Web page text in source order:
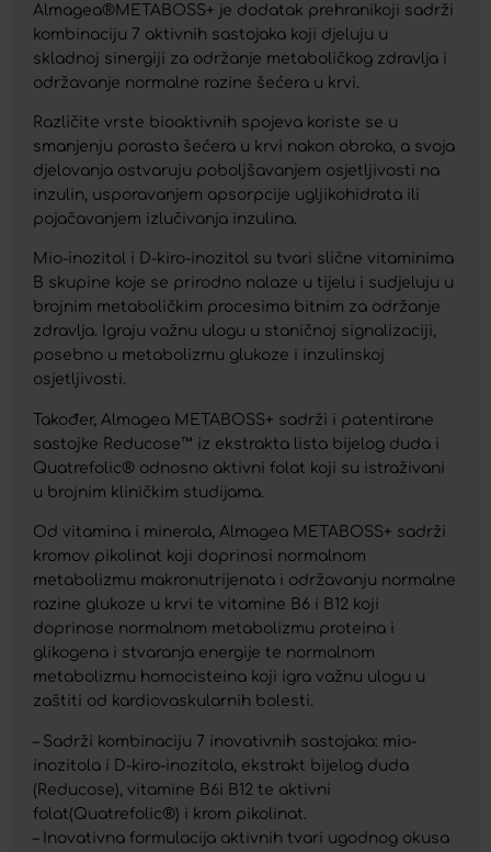
Almagea®METABOSS+ je dodatak prehranikoji sadrži
kombinaciju 7 aktivnih sastojaka koji djeluju u
skladnoj sinergiji za održanje metaboličkog zdravlja i
održavanje normalne razine šećera u krvi.
Različite vrste bioaktivnih spojeva koriste se u
smanjenju porasta šećera u krvi nakon obroka, a svoja
djelovanja ostvaruju poboljšavanjem osjetljivosti na
inzulin, usporavanjem apsorpcije ugljikohidrata ili
pojačavanjem izlučivanja inzulina.
Mio-inozitol i D-kiro-inozitol su tvari slične vitaminima
B skupine koje se prirodno nalaze u tijelu i sudjeluju u
brojnim metaboličkim procesima bitnim za održanje
zdravlja. Igraju važnu ulogu u staničnoj signalizaciji,
posebno u metabolizmu glukoze i inzulinskoj
osjetljivosti.
Također, Almagea METABOSS+ sadrži i patentirane
sastojke Reducose™ iz ekstrakta lista bijelog duda i
Quatrefolic® odnosno aktivni folat koji su istraživani
u brojnim kliničkim studijama.
Od vitamina i minerala, Almagea METABOSS+ sadrži
kromov pikolinat koji doprinosi normalnom
metabolizmu makronutrijenata i održavanju normalne
razine glukoze u krvi te vitamine B6 i B12 koji
doprinose normalnom metabolizmu proteina i
glikogena i stvaranja energije te normalnom
metabolizmu homocisteina koji igra važnu ulogu u
zaštiti od kardiovaskularnih bolesti.
– Sadrži kombinaciju 7 inovativnih sastojaka: mio-
inozitola i D-kiro-inozitola, ekstrakt bijelog duda
(Reducose), vitamine B6i B12 te aktivni
folat(Quatrefolic®) i krom pikolinat.
– Inovativna formulacija aktivnih tvari ugodnog okusa